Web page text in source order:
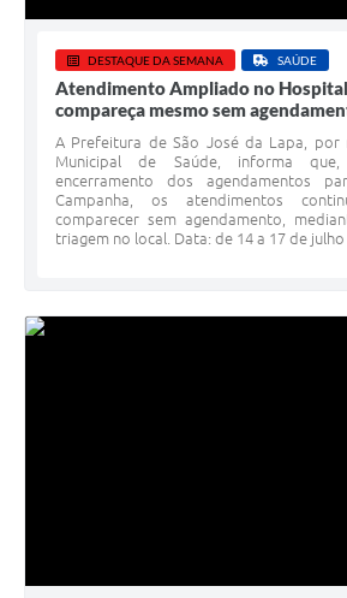
DESTAQUE DA SEMANA SAÚDE
Atendimento Ampliado no
compareça mesmo sem
A Prefeitura de São José da Lapa, por
Municipal de Saúde, informa
encerramento dos agendamentos
Campanha, os atendimentos
comparecer sem agendamento,
triagem no local. Data: de 14 a 17 de julho